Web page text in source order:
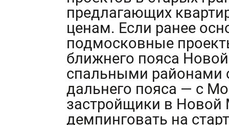
предлагающих
ценам. Если ранее
подмосковные
ближнего пояса
спальными районами
дальнего пояса — с
застройщики в
демпинговать на